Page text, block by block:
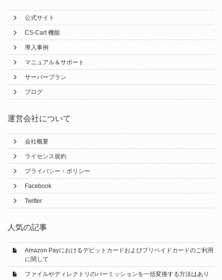
公式サイト
CS-Cart 機能
導入事例
マニュアル＆サポート
サーバープラン
ブログ
運営会社について
会社概要
ライセンス規約
プライバシー・ポリシー
Facebook
Twitter
人気の記事
Amazon Payにおけるデビットカードおよびプリペイドカードのご利用
に関して
ファイルやディレクトリのパーミッションを一括変換する方法はあり